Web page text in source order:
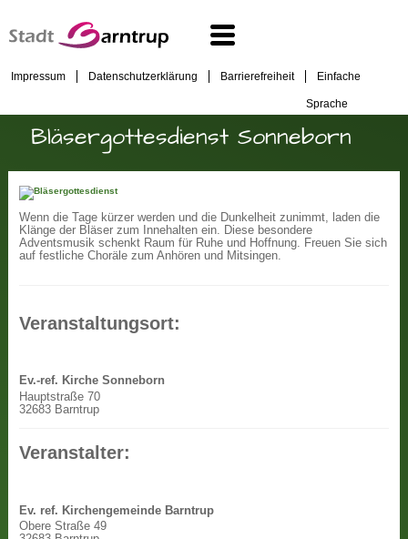
Impressum Datenschutzerklärung Barrierefreiheit Einfache
Sprache
Bläsergottesdienst Sonneborn
Wenn die Tage kürzer werden und die Dunkelheit zunimmt, laden die
Klänge der Bläser zum Innehalten ein. Diese besondere
Adventsmusik schenkt Raum für Ruhe und Hoffnung. Freuen Sie sich
auf festliche Choräle zum Anhören und Mitsingen.
Veranstaltungsort:
Ev.-ref. Kirche Sonneborn
Hauptstraße 70
32683 Barntrup
Veranstalter:
Ev. ref. Kirchengemeinde Barntrup
Obere Straße 49